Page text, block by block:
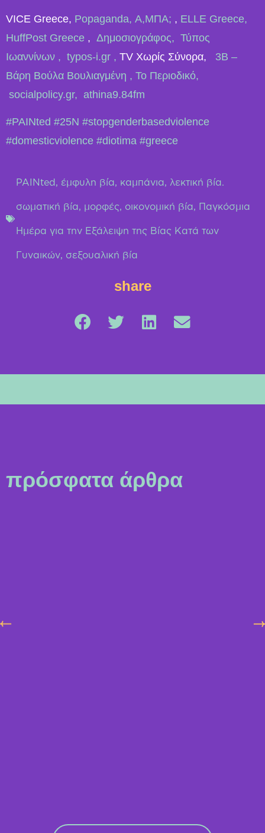
VICE Greece, Popaganda, Α,ΜΠΑ; , ELLE Greece,
HuffPost Greece , Δημοσιογράφος, Τύπος
Ιωαννίνων , typos-i.gr , TV Χωρίς Σύνορα, 3Β –
Βάρη Βούλα Βουλιαγμένη , Το Περιοδικό,
socialpolicy.gr, athina9.84fm
#PAINted #25Ν #stopgenderbasedviolence
#domesticviolence #diotima #greece
PAINted , έμφυλη βία, καμπάνια, λεκτική βία.
σωματική βία, μορφές, οικονομική βία, Παγκόσμια
Ημέρα για την Εξάλειψη της Βίας Κατά των
Γυναικών, σεξουαλική βία
share
πρόσφατα άρθρα